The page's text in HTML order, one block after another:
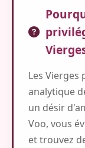
Les
analytique
un désir
Voo, vous
et trouvez